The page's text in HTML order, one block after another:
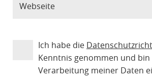
Ich habe die
Kenntnis genommen und
Verarbeitung meiner Daten